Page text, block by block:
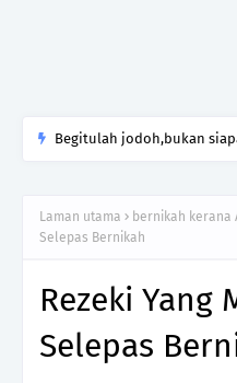
Yang Mengecewakanmu Itu
Laman utama bernikah kerana
Selepas Bernikah
Rezeki Yang
Selepas